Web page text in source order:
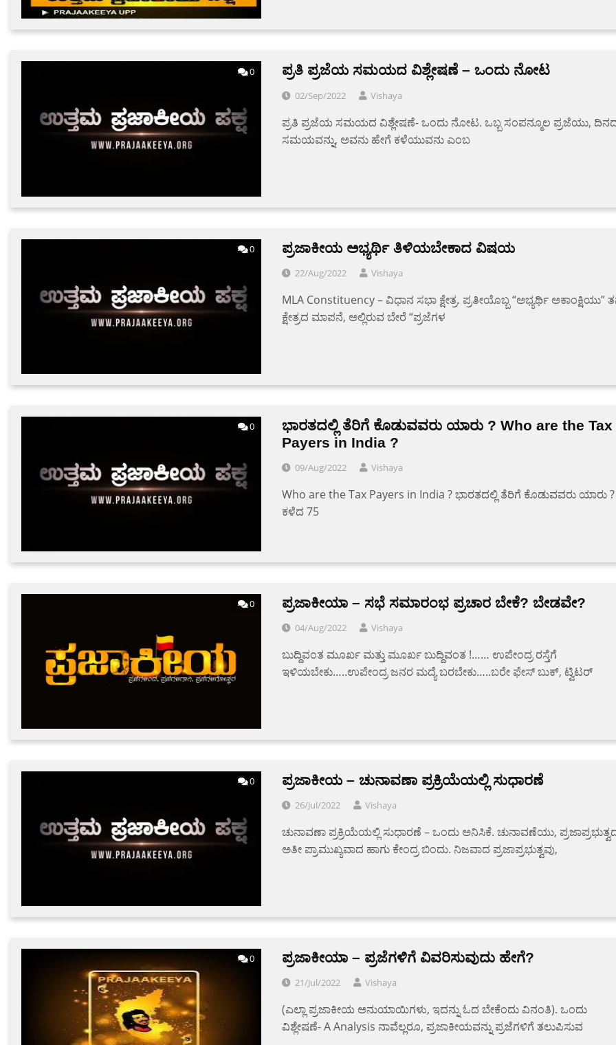
0 ಪ್ರತಿ ಪ್ರಜೆಯ ಸಮಯದ ವಿಶ್ಲೇಷಣೆ – ಒಂದು ನೋಟ
02/Sep/2022 Vishaya
ಪ್ರತಿ ಪ್ರಜೆಯ ಸಮಯದ ವಿಶ್ಲೇಷಣೆ- ಒಂದು ನೋಟ. ಒಬ್ಬ ಸಂಪನ್ಮೂಲ ಪ್ರಜೆಯು,
ಸಮಯವನ್ನು, ಅವನು ಹೇಗೆ ಕಳೆಯುವನು ಎಂಬ
0 ಪ್ರಜಾಕೀಯ ಅಭ್ಯರ್ಥಿ ತಿಳಿಯಬೇಕಾದ ವಿಷಯ
22/Aug/2022 Vishaya
MLA Constituency – ವಿಧಾನ ಸಭಾ ಕ್ಷೇತ್ರ. ಪ್ರತೀಯೊಬ್ಬ “ಅಭ್ಯರ್ಥಿ ಅಕಾಂಕ್ಷಿಯು”
ಕ್ಷೇತ್ರದ ಮಾಪನೆ, ಅಲ್ಲಿರುವ ಬೇರೆ “ಪ್ರಜೆಗಳ
0
ಭಾರತದಲ್ಲಿ ತೆರಿಗೆ ಕೊಡುವವರು ಯಾರು ? Who are the Tax
Payers in India ?
09/Aug/2022 Vishaya
Who are the Tax Payers in India ? ಭಾರತದಲ್ಲಿ ತೆರಿಗೆ ಕೊಡುವವರು ಯಾರು ?
ಕಳೆದ 75
0 ಪ್ರಜಾಕೀಯಾ – ಸಭೆ ಸಮಾರಂಭ ಪ್ರಚಾರ ಬೇಕೆ? ಬೇಡವೇ?
04/Aug/2022 Vishaya
ಬುದ್ದಿವಂತ ಮೂರ್ಖ ಮತ್ತು ಮೂರ್ಖ ಬುದ್ದಿವಂತ !…… ಉಪೇಂದ್ರ ರಸ್ತೆಗೆ
ಇಳಿಯಬೇಕು…..ಉಪೇಂದ್ರ ಜನರ ಮದ್ಯೆ ಬರಬೇಕು…..ಬರೇ ಫೇಸ್ ಬುಕ್, ಟ್ವಿಟರ್
0 ಪ್ರಜಾಕೀಯ – ಚುನಾವಣಾ ಪ್ರಕ್ರಿಯೆಯಲ್ಲಿ ಸುಧಾರಣೆ
26/Jul/2022 Vishaya
ಚುನಾವಣಾ ಪ್ರಕ್ರಿಯೆಯಲ್ಲಿ ಸುಧಾರಣೆ – ಒಂದು ಅನಿಸಿಕೆ. ಚುನಾವಣೆಯು,
ಅತೀ ಪ್ರಾಮುಖ್ಯವಾದ ಹಾಗು ಕೇಂದ್ರ ಬಿಂದು. ನಿಜವಾದ ಪ್ರಜಾಪ್ರಭುತ್ವವು,
0 ಪ್ರಜಾಕೀಯಾ – ಪ್ರಜೆಗಳಿಗೆ ವಿವರಿಸುವುದು ಹೇಗೆ?
21/Jul/2022 Vishaya
(ಎಲ್ಲಾ ಪ್ರಜಾಕೀಯ ಅನುಯಾಯಿಗಳು, ಇದನ್ನು ಓದ ಬೇಕೆಂದು ವಿನಂತಿ). ಒಂದು
ವಿಶ್ಲೇಷಣೆ- A Analysis ನಾವೆಲ್ಲರೂ, ಪ್ರಜಾಕೀಯವನ್ನು ಪ್ರಜೆಗಳಿಗೆ ತಲುಪಿಸುವ